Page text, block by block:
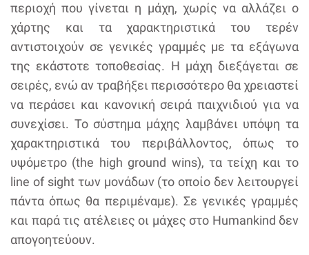
περιοχή που γίνεται η μάχη, χωρίς να αλλάζει ο
χάρτης και τα χαρακτηριστικά του τερέν
αντιστοιχούν σε γενικές γραμμές με τα εξάγωνα
της εκάστοτε τοποθεσίας. Η μάχη διεξάγεται σε
σειρές, ενώ αν τραβήξει περισσότερο θα χρειαστεί
να περάσει και κανονική σειρά παιχνιδιού για να
συνεχίσει. Το σύστημα μάχης λαμβάνει υπόψη τα
χαρακτηριστικά του περιβάλλοντος, όπως το
υψόμετρο (the high ground wins), τα τείχη και το
line of sight των μονάδων (το οποίο δεν λειτουργεί
πάντα όπως θα περιμέναμε). Σε γενικές γραμμές
και παρά τις ατέλειες οι μάχες στο Humankind δεν
απογοητεύουν.